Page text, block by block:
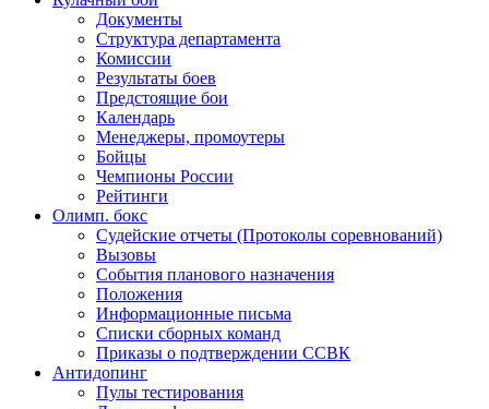
Документы
Структура департамента
Комиссии
Результаты боев
Предстоящие бои
Календарь
Менеджеры, промоутеры
Бойцы
Чемпионы России
Рейтинги
Олимп. бокс
Судейские отчеты (Протоколы соревнований)
Вызовы
События планового назначения
Положения
Информационные письма
Списки сборных команд
Приказы о подтверждении ССВК
Антидопинг
Пулы тестирования